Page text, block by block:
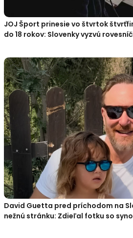
JOJ Šport prinesie vo štvrtok
do 18 rokov: Slovenky vyzvú
David Guetta pred príchodom na
nežnú stránku: Zdieľal fotku so